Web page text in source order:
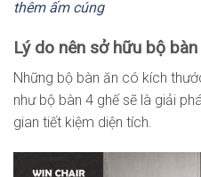
thêm ấm cúng
Lý do nên sở hữu bộ
Những bộ bàn ăn có kích
như bộ bàn 4 ghế sẽ là giải
gian tiết kiệm diện tích.